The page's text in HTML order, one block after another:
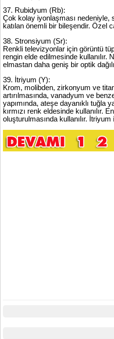
37. Rubidyum (Rb):
Çok kolay iyonlaşması nedeniyle,
katılan önemli bir bileşendir. Özel
38. Stronsiyum (Sr):
Renkli televizyonlar için görüntü
rengin elde edilmesinde kullanılır.
elmastan daha geniş bir optik
39. İtriyum (Y):
Krom, molibden, zirkonyum ve
artırılmasında, vanadyum ve
yapımında, ateşe dayanıklı
kırmızı renk eldesinde
oluşturulmasında kullanılır.